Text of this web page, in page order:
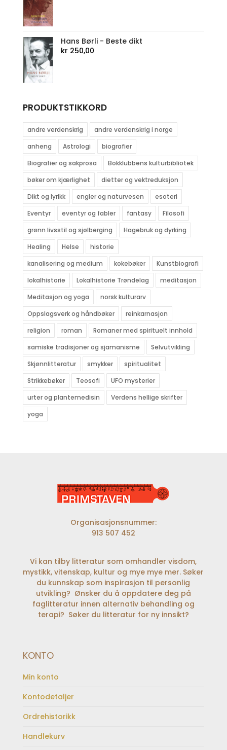
Hans Børli - Beste dikt
kr 250,00
PRODUKTSTIKKORD
andre verdenskrig
andre verdenskrig i norge
anheng
Astrologi
biografier
Biografier og sakprosa
Bokklubbens kulturbibliotek
bøker om kjærlighet
dietter og vektreduksjon
Dikt og lyrikk
engler og naturvesen
esoteri
Eventyr
eventyr og fabler fantasy
Filosofi
grønn livsstil og sjølberging
Hagebruk og dyrking
Healing
Helse
historie
kanalisering og medium
kokebøker
Kunstbiografi
lokalhistorie
Lokalhistorie Trøndelag
meditasjon
Meditasjon og yoga
norsk kulturarv
Oppslagsverk og håndbøker
reinkarnasjon
religion
roman
Romaner med spirituelt innhold
samiske tradisjoner og sjamanisme
Selvutvikling
Skjønnlitteratur
smykker
spiritualitet
Strikkebøker
Teosofi
UFO mysterier
urter og plantemedisin
Verdens hellige skrifter
yoga
Organisasjonsnummer:
913 507 452
Vi kan tilby litteratur som omhandler visdom,
mystikk, vitenskap, kultur og mye mye mer. Søker
du kunnskap som inspirasjon til personlig
utvikling? Ønsker du å oppdatere deg på
faglitteratur innen alternativ behandling og
terapi? Søker du litteratur for ny innsikt?
KONTO
Min konto
Kontodetaljer
Ordrehistorikk
Handlekurv